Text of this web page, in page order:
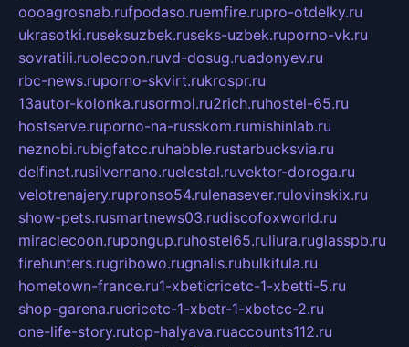
oooagrosnab.rufpodaso.ruemfire.rupro-otdelky.ru
ukrasotki.ruseksuzbek.ruseks-uzbek.ruporno-vk.ru
sovratili.ruolecoon.ruvd-dosug.ruadonyev.ru
rbc-news.ruporno-skvirt.rukrospr.ru
13autor-kolonka.rusormol.ru2rich.ruhostel-65.ru
hostserve.ruporno-na-russkom.rumishinlab.ru
neznobi.rubigfatcc.ruhabble.rustarbucksvia.ru
delfinet.rusilvernano.ruelestal.ruvektor-doroga.ru
velotrenajery.rupronso54.rulenasever.rulovinskix.ru
show-pets.rusmartnews03.rudiscofoxworld.ru
miraclecoon.rupongup.ruhostel65.ruliura.ruglasspb.ru
firehunters.rugribowo.rugnalis.rubulkitula.ru
hometown-france.ru1-xbeticricetc-1-xbetti-5.ru
shop-garena.rucricetc-1-xbetr-1-xbetcc-2.ru
one-life-story.rutop-halyava.ruaccounts112.ru